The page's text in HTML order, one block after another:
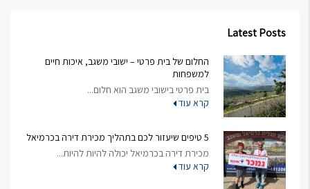
Latest Posts
החלום של בית פרטי – ישובי משגב, איכות חיים
למשפחות
בית פרטי בישובי משגב הוא חלום...
קרא עוד
5 טיפים שיעזור לכם בתהליך מכירת דירה בכרמיאל
מכירת דירה בכרמיאל יכולה להיות להיות...
קרא עוד